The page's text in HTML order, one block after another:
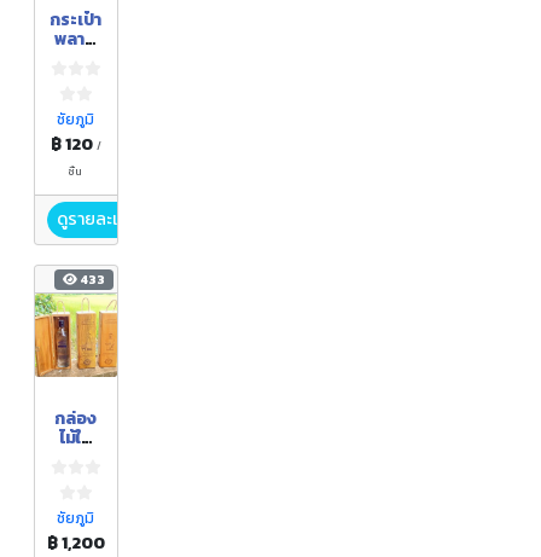
กระเป๋า
พลาส
ชัยภูมิ
฿ 120 /
ชิ้น
ดูรายละเอียด
433
กล่อง
ไม้ใส่
ชัยภูมิ
฿ 1,200